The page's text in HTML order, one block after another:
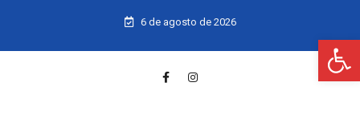
6 de agosto de 2026